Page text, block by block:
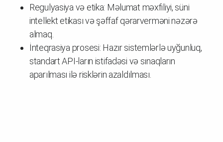
Regulyasiya və etika: Məlumat məxfiliyi, süni
intellekt etikası və şəffaf qərarverməni nəzərə
almaq.
İnteqrasiya prosesi: Hazır sistemlərlə uyğunluq,
standart API-ların istifadəsi və sınaqların
aparılması ilə risklərin azaldılması.